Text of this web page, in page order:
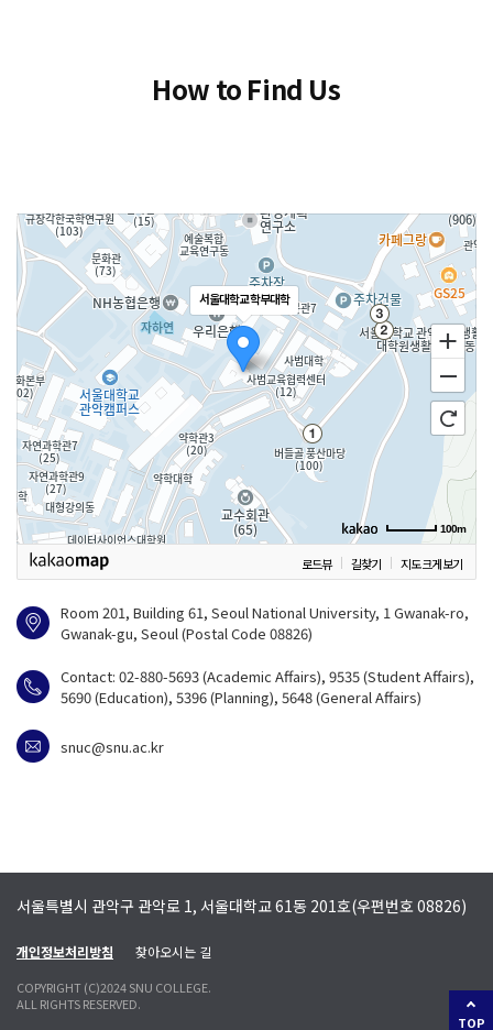
How to Find Us
서울대학교 학부대학
100m
로드뷰 길찾기 지도 크게 보기
Room 201, Building 61, Seoul National University, 1 Gwanak-ro,
Gwanak-gu, Seoul (Postal Code 08826)
Contact: 02-880-5693 (Academic Affairs), 9535 (Student Affairs),
5690 (Education), 5396 (Planning), 5648 (General Affairs)
snuc@snu.ac.kr
TOP
서울특별시 관악구 관악로 1, 서울대학교 61동 201호(우편번호 08826)
개인정보처리방침 찾아오시는 길
COPYRIGHT (C)2024 SNU COLLEGE.
ALL RIGHTS RESERVED.